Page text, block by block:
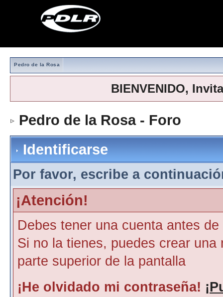
Pedro de la Rosa
BIENVENIDO,
Pedro de la Rosa - Foro
Identificarse
Por favor, escribe a
¡Atención!
Debes tener una cuenta antes
Si no la tienes, puedes crear
parte superior de la pantalla
¡He olvidado mi contraseña!